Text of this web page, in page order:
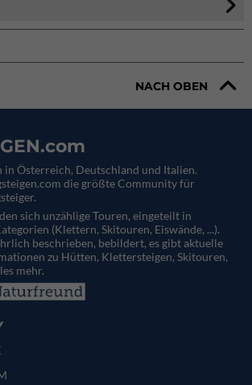
NACH OBEN
in Österreich, Deutschland und Italien.
die größte Community für
sich unzählige Touren, eingeteilt in
(Klettern, Skitouren, Eiswände, ...).
beschrieben, bebildert, es gibt aktuelle
zu Hütten, Klettersteigen, Skitouren,
mehr.